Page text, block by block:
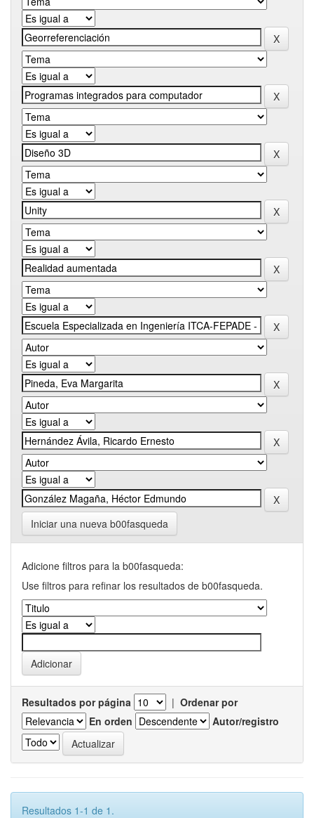
Iniciar una nueva b00fasqueda
Adicione filtros para la b00fasqueda:
Use filtros para refinar los resultados de b00fasqueda.
Resultados por página | Ordenar por
En orden
Autor/registro
Resultados 1-1 de 1.